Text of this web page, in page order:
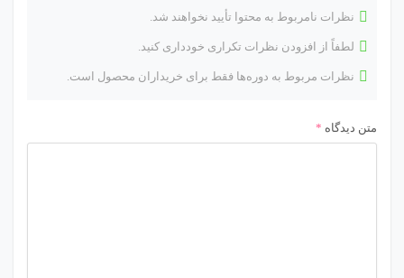
نظرات نامربوط به محتوا تأیید نخواهند شد.
لطفاً از افزودن نظرات تکراری خودداری کنید.
نظرات مربوط به دوره‌ها فقط برای خریداران محصول است.
متن دیدگاه *